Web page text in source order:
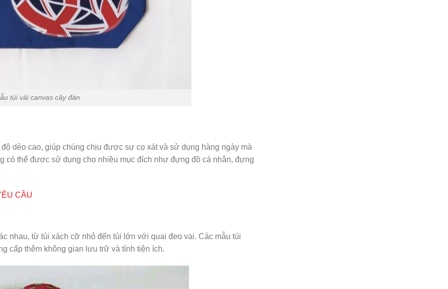
túi vải canvas cây đàn
dẻo cao, giúp chúng chịu được sự cọ xát và sử dụng hàng ngày mà
có thể được sử dụng cho nhiều mục đích như đựng đồ cá nhân, đựng
CẦU
nhau, từ túi xách cỡ nhỏ đến túi lớn với quai đeo vai. Các mẫu túi
cấp thêm không gian lưu trữ và tính tiện ích.